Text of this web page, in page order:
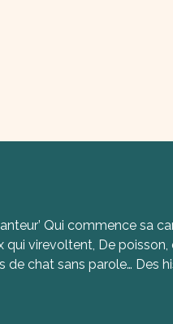
Qui commence sa
virevoltent, De poisson,
chat sans parole… Des